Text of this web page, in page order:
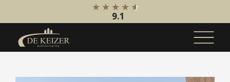
Koopaanbod
9.1